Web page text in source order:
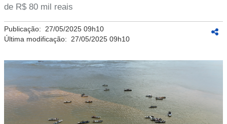
de R$ 80 mil reais
Publicação: 27/05/2025 09h10
Última modificação: 27/05/2025 09h10